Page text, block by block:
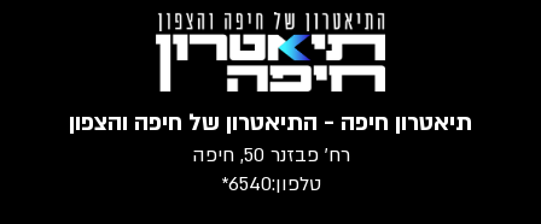
תיאטרון חיפה - התיאטרון של חיפה והצפון
רח׳ פבזנר 50, חיפה
טלפון:6540*